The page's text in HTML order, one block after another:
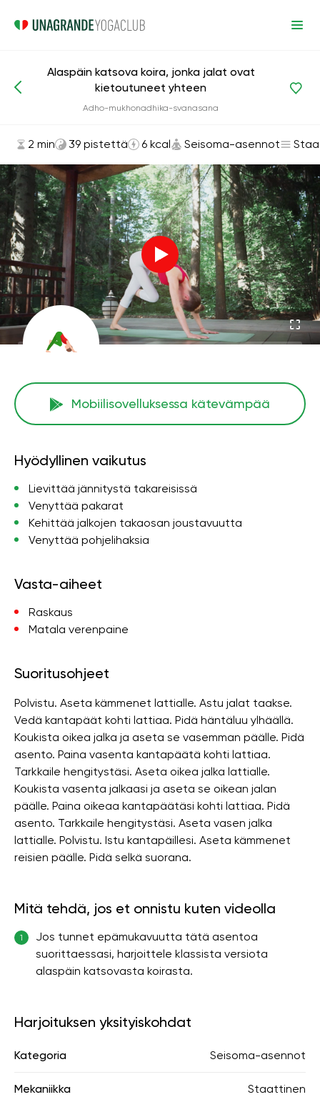
Asanat ja harjoitukset Seisoma-asennot
Alaspäin katsova koira, jonka jalat ovat
kietoutuneet yhteen
Adho-mukhonadhika-svanasana
2 min 39 pistettä 6 kcal Seisoma-asennot
Mobiilisovelluksessa kätevämpää
Hyödyllinen vaikutus
Lievittää jännitystä takareisissä
Venyttää pakarat
Kehittää jalkojen takaosan joustavuutta
Venyttää pohjelihaksia
Vasta-aiheet
Raskaus
Matala verenpaine
Suoritusohjeet
Polvistu. Aseta kämmenet lattialle. Astu jalat taakse.
Vedä kantapäät kohti lattiaa. Pidä häntäluu ylhäällä.
Koukista oikea jalka ja aseta se vasemman päälle. Pidä
asento. Paina vasenta kantapäätä kohti lattiaa.
Tarkkaile hengitystäsi. Aseta oikea jalka lattialle.
Koukista vasenta jalkaasi ja aseta se oikean jalan
päälle. Paina oikeaa kantapäätäsi kohti lattiaa. Pidä
asento. Tarkkaile hengitystäsi. Aseta vasen jalka
lattialle. Polvistu. Istu kantapäillesi. Aseta kämmenet
reisien päälle. Pidä selkä suorana.
Mitä tehdä, jos et onnistu kuten videolla
1
Jos tunnet epämukavuutta tätä asentoa
suorittaessasi, harjoittele klassista versiota
alaspäin katsovasta koirasta.
Harjoituksen yksityiskohdat
Kategoria Seisoma-asennot
Mekaniikka Staattinen